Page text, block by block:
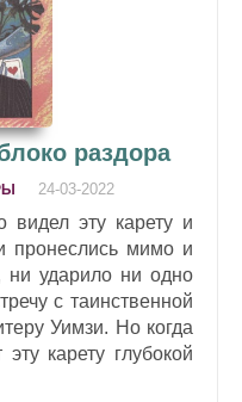
раздора
24-03-2022
видел эту карету и
пронеслись мимо и
ни ударило ни одно
с таинственной
Уимзи. Но когда
карету глубокой